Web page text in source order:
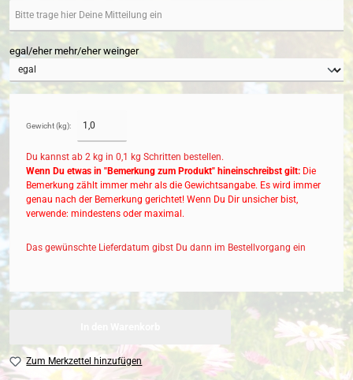
egal/eher mehr/eher weinger
Gewicht (kg):
Du kannst ab 2 kg in 0,1 kg Schritten bestellen.
Wenn Du etwas in "Bemerkung zum Produkt" hineinschreibst gilt: Die
Bemerkung zählt immer mehr als die Gewichtsangabe. Es wird immer
genau nach der Bemerkung gerichtet! Wenn Du Dir unsicher bist,
verwende: mindestens oder maximal.
Das gewünschte Lieferdatum gibst Du dann im Bestellvorgang ein
Zum Merkzettel hinzufügen